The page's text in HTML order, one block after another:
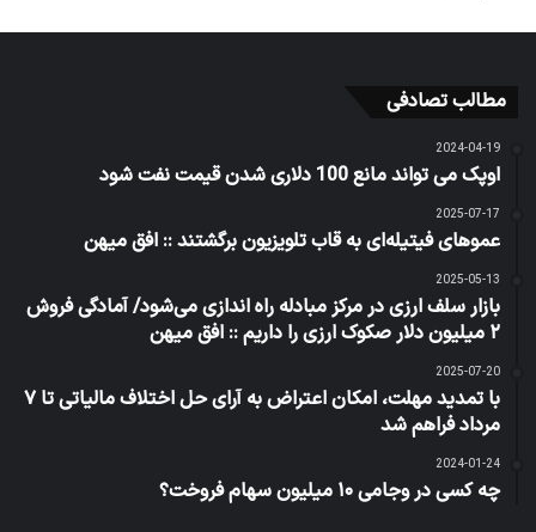
مطالب تصادفی
2024-04-19
اوپک می تواند مانع 100 دلاری شدن قیمت نفت شود
2025-07-17
عموهای فیتیله‌ای به قاب تلویزیون برگشتند :: افق میهن
2025-05-13
بازار سلف ارزی در مرکز مبادله راه اندازی می‌شود/ آمادگی فروش
۲ میلیون دلار صکوک ارزی را داریم :: افق میهن
2025-07-20
با تمدید مهلت، امکان اعتراض به آرای حل اختلاف مالیاتی تا ۷
مرداد فراهم شد
2024-01-24
چه کسی در وجامی ۱۰ میلیون سهام فروخت؟